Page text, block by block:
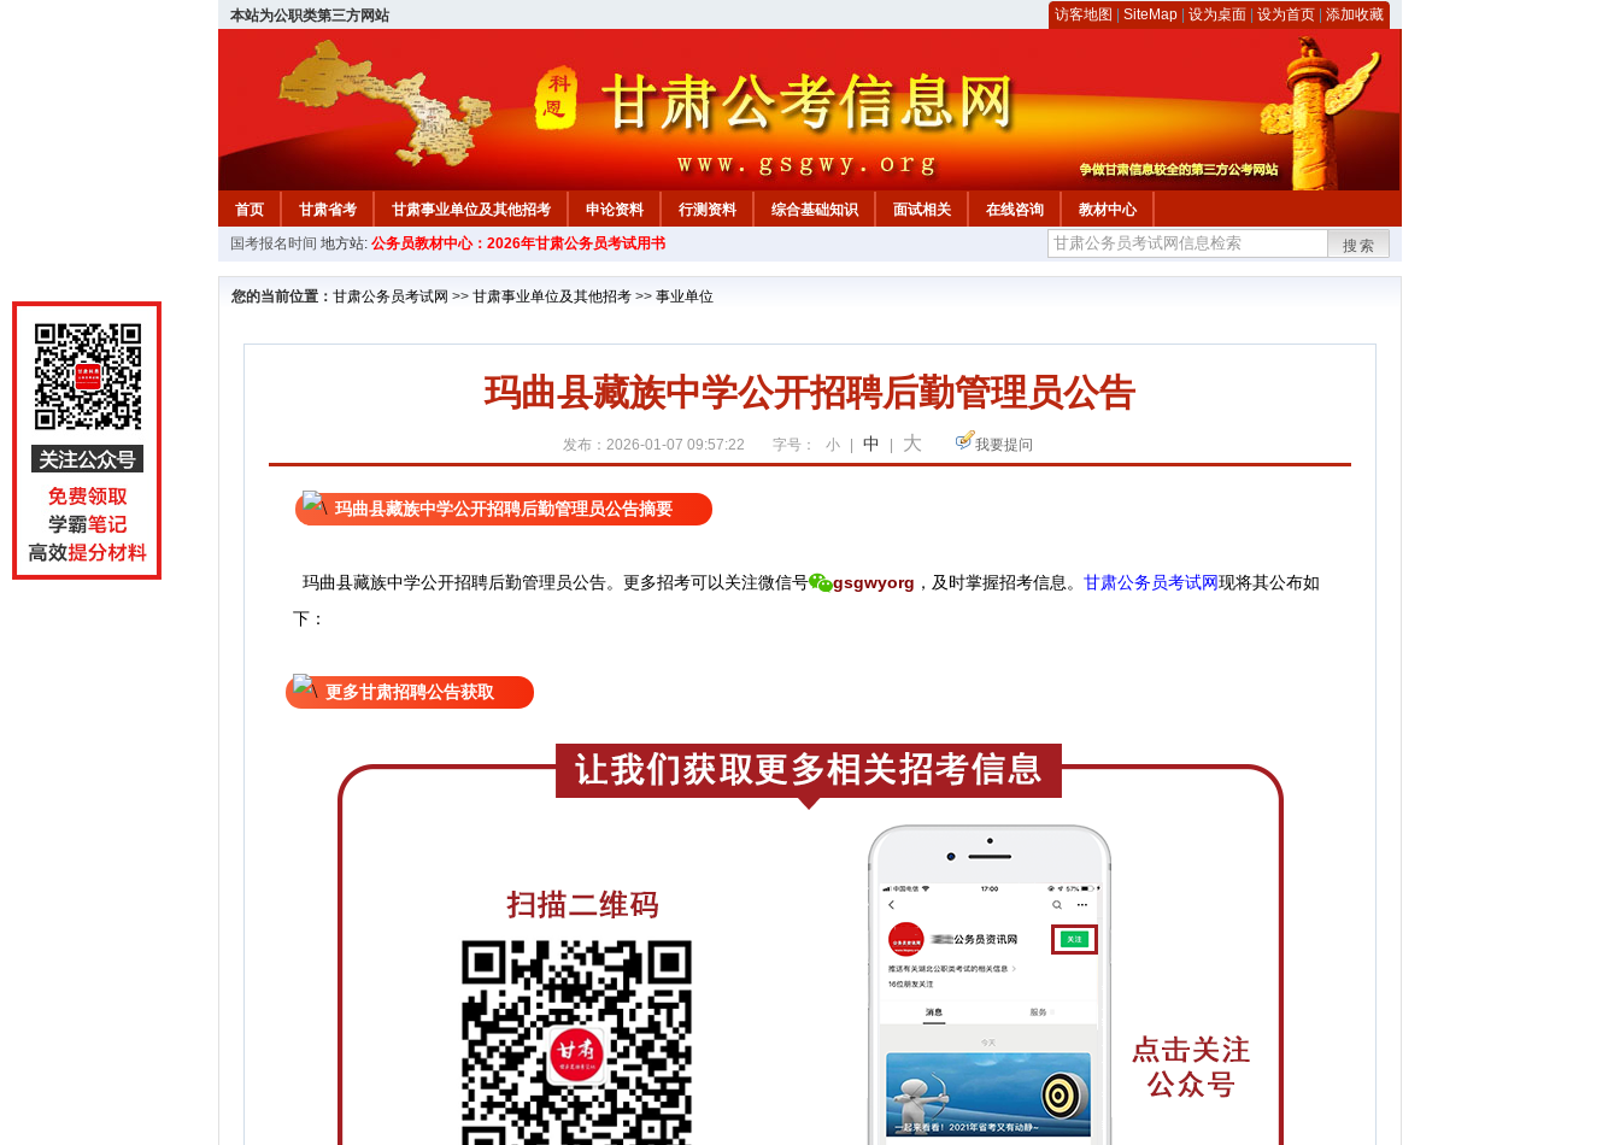
本站为公职类第三方网站 访客地图 SiteMap 设为桌面 设为首页 添加收藏
首页 甘肃省考 甘肃事业单位及其他招考 申论资料 行测资料 综合基础知识 面试相关 在线咨询
教材中心
国考报名时间 地方站: 公务员教材中心：2026年甘肃公务员考试用书 搜索
您的当前位置： 甘肃公务员考试网 >> 甘肃事业单位及其他招考 >> 事业单位
玛曲县藏族中学公开招聘后勤管理员公告
发布：2026-01-07 09:57:22 字号： 小 中 大 我要提问
玛曲县藏族中学公开招聘后勤管理员公告摘要
玛曲县藏族中学公开招聘后勤管理员公告。 更多招考可以关注微信号 gsgwyorg ， 及时掌握招考信息。 甘肃公务员考试网现将其公布如
下：
更多甘肃招聘公告获取